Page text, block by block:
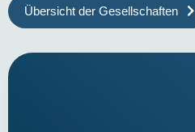
Übersicht der Gesellschaften